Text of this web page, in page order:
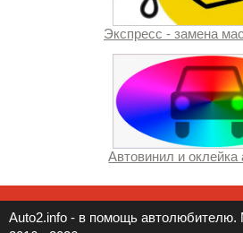
Экспресс - замена
Автовинил и оклейка
Auto2.info - в помощь автолюбителю.